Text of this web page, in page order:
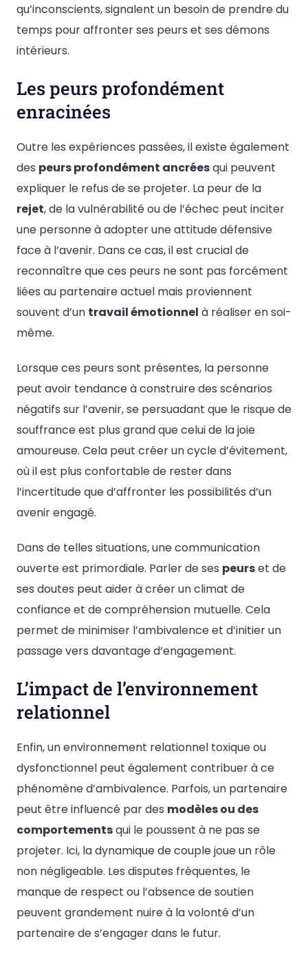
qu’inconscients, signalent un besoin de prendre du
temps pour affronter ses peurs et ses démons
intérieurs.
Les peurs profondément
enracinées
Outre les expériences passées, il existe également
des peurs profondément ancréesqui peuvent
expliquer le refus de se projeter. La peur de la
rejet, de la vulnérabilité ou de l’échec peut inciter
une personne à adopter une attitude défensive
face à l’avenir. Dans ce cas, il est crucial de
reconnaître que ces peurs ne sont pas forcément
liées au partenaire actuel mais proviennent
souvent d’un travail émotionnel à réaliser en soi-
même.
Lorsque ces peurs sont présentes, la personne
peut avoir tendance à construire des scénarios
négatifs sur l’avenir, se persuadant que le risque de
souffrance est plus grand que celui de la joie
amoureuse. Cela peut créer un cycle d’évitement,
où il est plus confortable de rester dans
l’incertitude que d’affronter les possibilités d’un
avenir engagé.
Dans de telles situations, une communication
ouverte est primordiale. Parler de ses peurset de
ses doutes peut aider à créer un climat de
confiance et de compréhension mutuelle. Cela
permet de minimiser l’ambivalence et d’initier un
passage vers davantage d’engagement.
L’impact de l’environnement
relationnel
Enfin, un environnement relationnel toxique ou
dysfonctionnel peut également contribuer à ce
phénomène d’ambivalence. Parfois, un partenaire
peut être influencé par des modèles ou des
comportementsqui le poussent à ne pas se
projeter. Ici, la dynamique de couple joue un rôle
non négligeable. Les disputes fréquentes, le
manque de respect ou l’absence de soutien
peuvent grandement nuire à la volonté d’un
partenaire de s’engager dans le futur.